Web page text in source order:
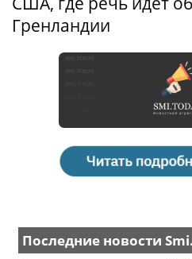
Гренландии